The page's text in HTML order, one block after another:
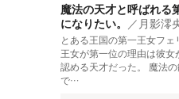
魔法の天才と呼ばれる
になりたい。 ／ 月影澪
とある王国の第一王女フェ
王女が第一位の理由は彼
認める天才だった。 魔法
で…